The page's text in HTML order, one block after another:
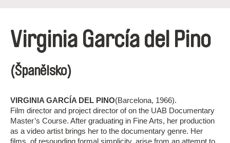
Virginia García del Pino
(Španělsko)
VIRGINIA GARCÍA DEL PINO(Barcelona, 1966).
Film director and project director of on the UAB Documentary
Master’s Course. After graduating in Fine Arts, her production
as a video artist brings her to the documentary genre. Her
films, of resounding formal simplicity, arise from an attempt to